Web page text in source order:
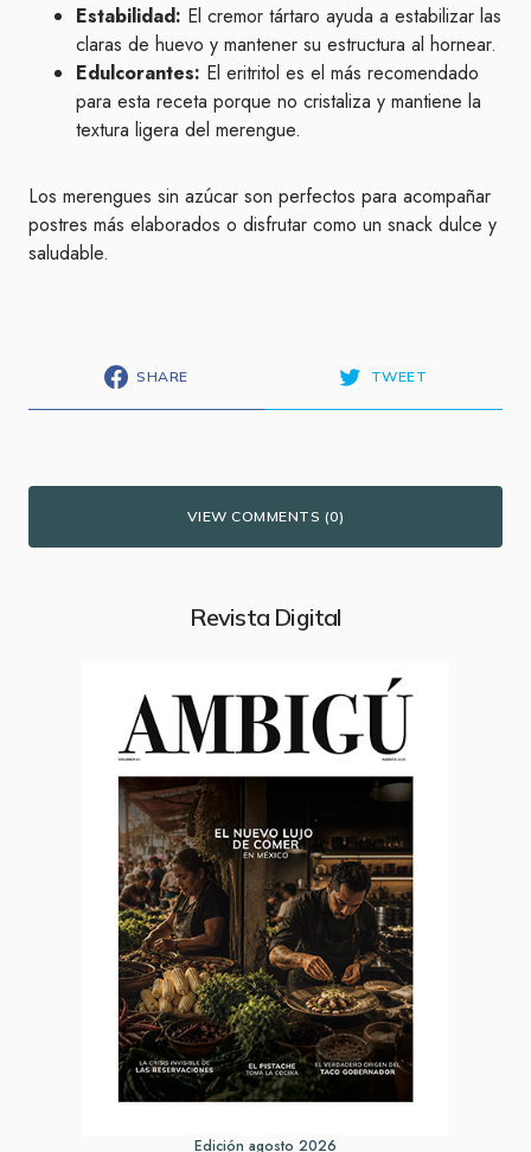
Estabilidad: El cremor tártaro ayuda a estabilizar las
claras de huevo y mantener su estructura al hornear.
Edulcorantes: El eritritol es el más recomendado
para esta receta porque no cristaliza y mantiene la
textura ligera del merengue.
Los merengues sin azúcar son perfectos para acompañar
postres más elaborados o disfrutar como un snack dulce y
saludable.
SHARE TWEET
VIEW COMMENTS (0)
Revista Digital
Edición agosto 2026